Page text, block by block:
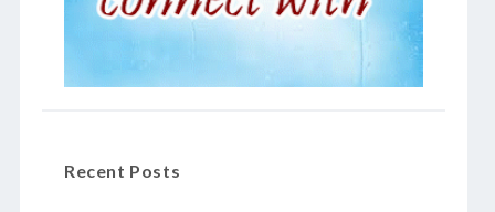
Recent Posts